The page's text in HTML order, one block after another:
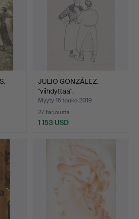
JULIO GONZÁLEZ.
"viihdyttää".
Myyty 16 touko 2019
27 tarjousta
1 153 USD